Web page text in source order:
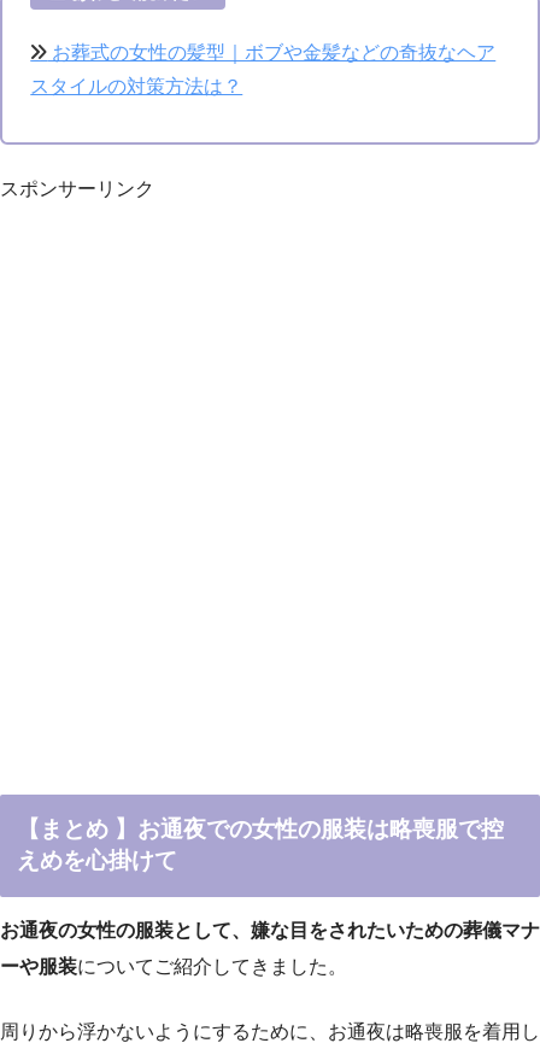
お葬式の女性の髪型｜ボブや金髪などの奇抜なヘア
スタイルの対策方法は？
スポンサーリンク
【まとめ 】お通夜での女性の服装は略喪服で控
えめを心掛けて
お通夜の女性の服装として、嫌な目をされたいための葬儀マナ
ーや服装についてご紹介してきました。
周りから浮かないようにするために、お通夜は略喪服を着用し